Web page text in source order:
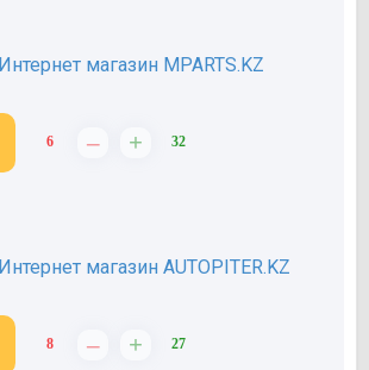
Интернет магазин MPARTS.KZ
6 – + 32
Интернет магазин AUTOPITER.KZ
8 – + 27